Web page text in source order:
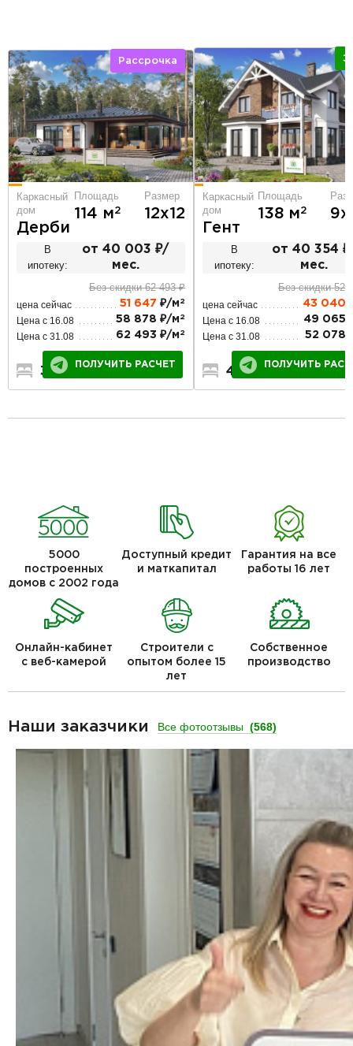
Рассрочка
Каркасный
дом
Дерби
Площадь
114 м2
Размер
12х12
В
ипотеку:
от 40 003 ₽/
мес.
Без скидки 62 493 ₽
цена сейчас 51 647 ₽/м 2
Цена с 16.08 58 878 ₽/м 2
Цена с 31.08 62 493 ₽/м 2
3
ПОЛУЧИТЬ РАСЧЕТ
Каркасный
дом
Гент
Площадь
138 м2
В
ипотеку:
от 40 354
мес.
Без скидки 52
цена сейчас 43 040
Цена с 16.08 49 065
Цена с 31.08 52 078
4
ПОЛУЧИТЬ
5000
построенных
домов с 2002 года
Доступный кредит
и маткапитал
Гарантия на все
работы 16 лет
Онлайн-кабинет
с веб-камерой
Строители с
опытом более 15
лет
Собственное
производство
Наши заказчики Все фотоотзывы (568)